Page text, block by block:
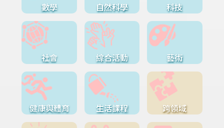
數學 自然科學 科技
社會 綜合活動 藝術
健康與體育 生活課程 跨領域